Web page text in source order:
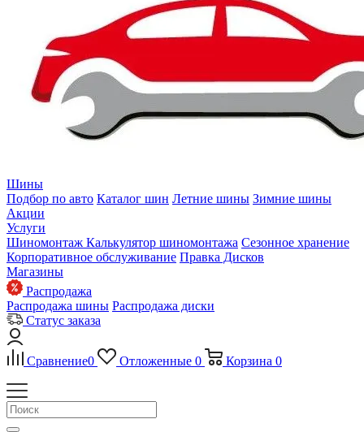
Шины
Подбор по авто Каталог шин Летние шины Зимние шины
Акции
Услуги
Шиномонтаж Калькулятор шиномонтажа Сезонное хранение
Корпоративное обслуживание Правка Дисков
Магазины
Распродажа
Распродажа шины Распродажа диски
Статус заказа
Сравнение0 Отложенные 0 Корзина 0